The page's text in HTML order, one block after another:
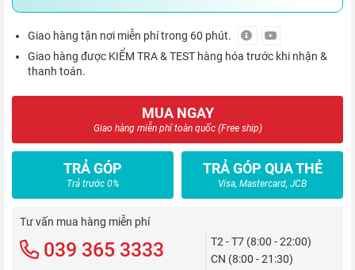
Giao hàng tận nơi miễn phí trong 60 phút.
Giao hàng được KIỂM TRA & TEST hàng hóa trước khi nhận &
thanh toán.
MUA NGAY
Giao hàng miễn phí toàn quốc (Free ship)
TRẢ GÓP
Trả trước 0%
TRẢ GÓP QUA THẺ
Visa, Mastercard, JCB
Tư vấn mua hàng miễn phí
039 365 3333
T2 - T7 (8:00 - 22:00)
CN (8:00 - 21:30)